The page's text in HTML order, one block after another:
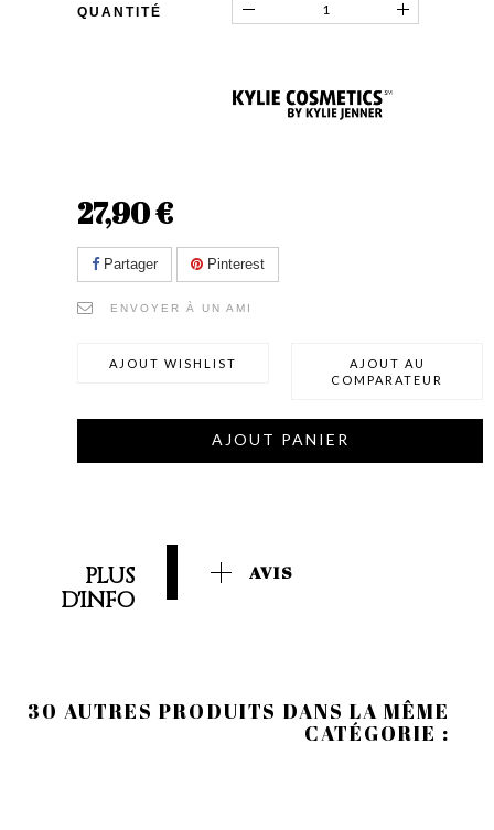
QUANTITÉ
27,90 €
Partager Pinterest
ENVOYER À UN AMI
AJOUT WISHLIST
AJOUT AU
COMPARATEUR
AJOUT PANIER
PLUS
D'INFO
AVIS
30 AUTRES PRODUITS DANS LA MÊME
CATÉGORIE :